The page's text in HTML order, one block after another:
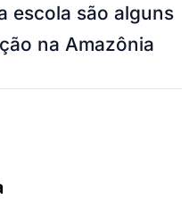
escola são alguns
na Amazônia